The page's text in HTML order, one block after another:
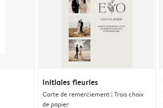
Initiales fleuries
Carte de remerciement | Trois choix
de papier